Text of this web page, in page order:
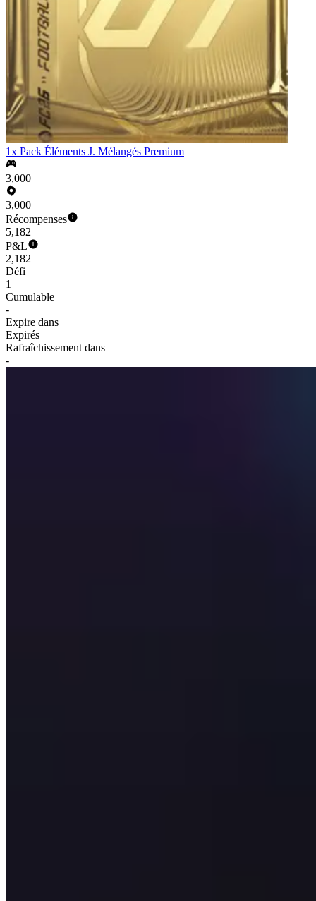
1x Pack Éléments J. Mélangés Premium
3,000
3,000
Récompenses
5,182
P&L
2,182
Défi
1
Cumulable
-
Expire dans
Expirés
Rafraîchissement dans
-